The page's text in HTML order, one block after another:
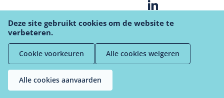
Deurmat
Privacyverklaring Cookiebeleid
Algemene Gebruiksvoorwaarden
Deze site gebruikt cookies om de website te
verbeteren.
Cookie voorkeuren Alle cookies weigeren
Alle cookies aanvaarden